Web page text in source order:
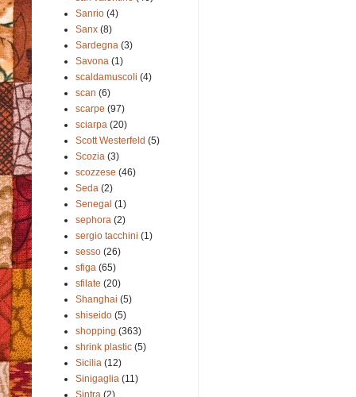
Sanrio (4)
Sanx (8)
Sardegna (3)
Savona (1)
scaldamuscoli (4)
scan (6)
scarpe (97)
sciarpa (20)
Scott Westerfeld (5)
Scozia (3)
scozzese (46)
Seda (2)
Senegal (1)
sephora (2)
sergio tacchini (1)
sesso (26)
sfiga (65)
sfilate (20)
Shanghai (5)
shiseido (5)
shopping (363)
shrink plastic (5)
Sicilia (12)
Sinigaglia (11)
Sintra (2)